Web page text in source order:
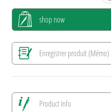
shop now
Enregistrer produit (Mémo)
Product info